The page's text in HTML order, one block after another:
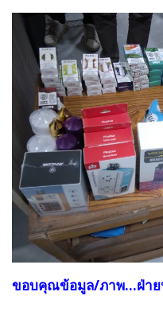
ขอบคุณข้อมูล/ภาพ...ฝ่าย